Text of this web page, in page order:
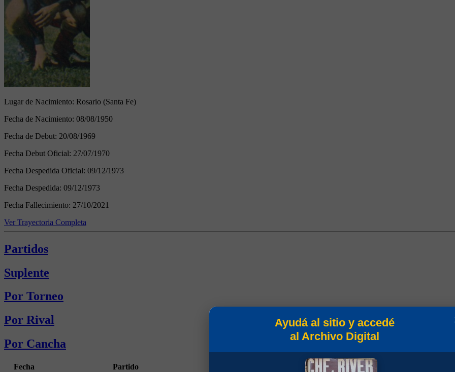
Lugar de Nacimiento: Rosario (Santa Fe)
Fecha de Nacimiento: 08/08/1950
Fecha de Debut: 20/08/1969
Fecha Debut Oficial: 27/07/1970
Fecha Despedida Oficial: 09/12/1973
Fecha Despedida: 09/12/1973
Fecha Fallecimiento: 27/10/2021
Ver Trayectoria Completa
Partidos
Suplente
Por Torneo
Por Rival
Por Cancha
Fecha Partido Campeonato
Ayudá al sitio y accedé
al Archivo Digital